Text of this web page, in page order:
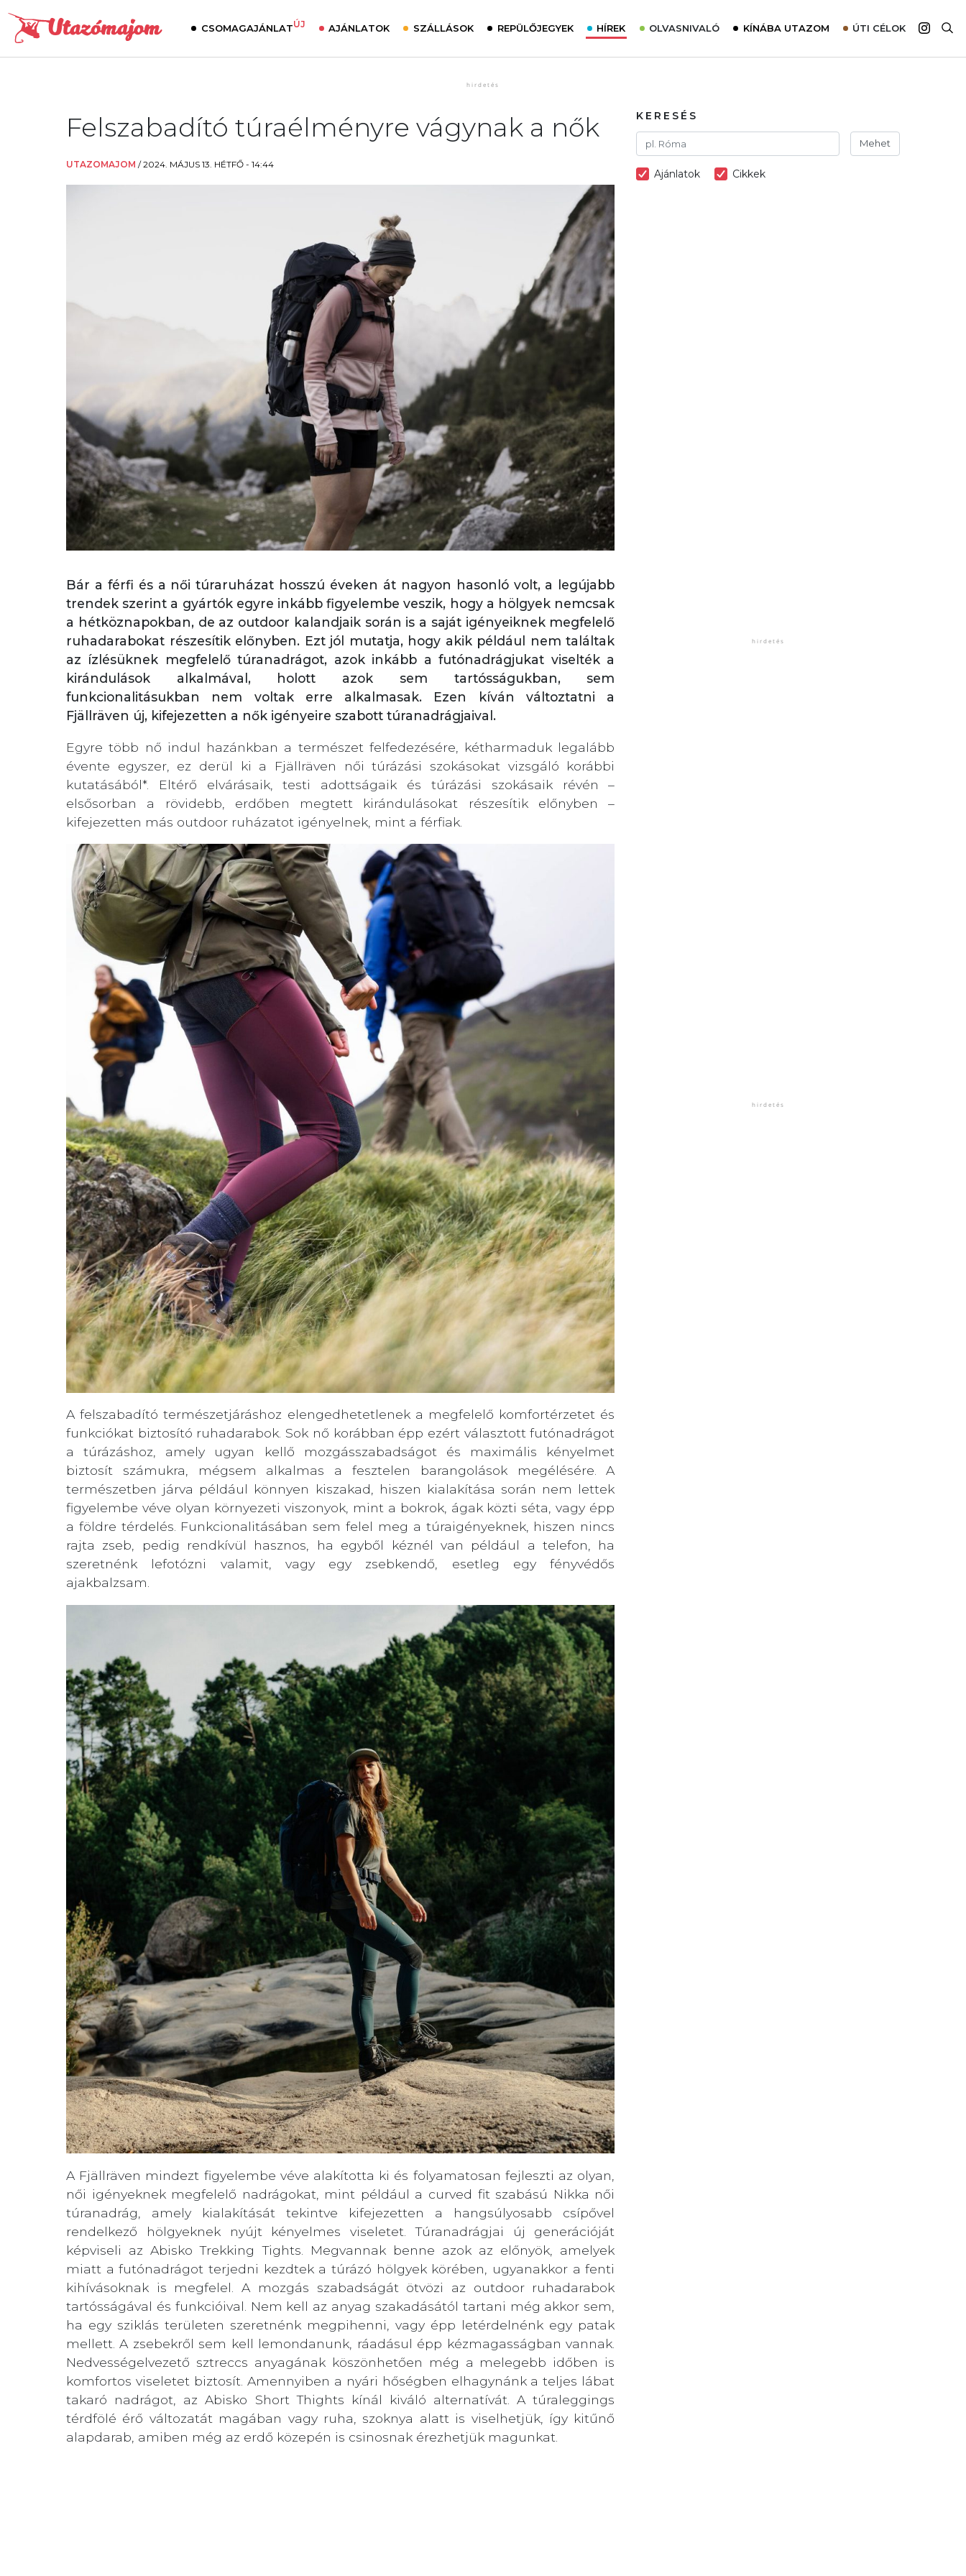
CSOMAGAJÁNLATÚJ AJÁNLATOK SZÁLLÁSOK REPÜLŐJEGYEK HÍREK OLVASNIVALÓ
Interjú
Élménybeszámolók
KÍNÁBA UTAZOM ÚTI CÉLOK
Ausztrália
Felszabadító túraélményre vágynak a nők
UTAZOMAJOM /2024. MÁJUS 13. HÉTFŐ - 14:44
Bár a férfi és a női túraruházat hosszú éveken át nagyon hasonló volt, a legújabb
trendek szerint a gyártók egyre inkább figyelembe veszik, hogy a hölgyek nemcsak
a hétköznapokban, de az outdoor kalandjaik során is a saját igényeiknek megfelelő
ruhadarabokat részesítik előnyben. Ezt jól mutatja, hogy akik például nem találtak
az ízlésüknek megfelelő túranadrágot, azok inkább a futónadrágjukat viselték a
kirándulások alkalmával, holott azok sem tartósságukban, sem
funkcionalitásukban nem voltak erre alkalmasak. Ezen kíván változtatni a
Fjällräven új, kifejezetten a nők igényeire szabott túranadrágjaival.
Egyre több nő indul hazánkban a természet felfedezésére, kétharmaduk legalább
évente egyszer, ez derül ki a Fjällräven női túrázási szokásokat vizsgáló korábbi
kutatásából*. Eltérő elvárásaik, testi adottságaik és túrázási szokásaik révén –
elsősorban a rövidebb, erdőben megtett kirándulásokat részesítik előnyben –
kifejezetten más outdoor ruházatot igényelnek, mint a férfiak.
A felszabadító természetjáráshoz elengedhetetlenek a megfelelő komfortérzetet és
funkciókat biztosító ruhadarabok. Sok nő korábban épp ezért választott futónadrágot
a túrázáshoz, amely ugyan kellő mozgásszabadságot és maximális kényelmet
biztosít számukra, mégsem alkalmas a fesztelen barangolások megélésére. A
természetben járva például könnyen kiszakad, hiszen kialakítása során nem lettek
figyelembe véve olyan környezeti viszonyok, mint a bokrok, ágak közti séta, vagy épp
a földre térdelés. Funkcionalitásában sem felel meg a túraigényeknek, hiszen nincs
rajta zseb, pedig rendkívül hasznos, ha egyből kéznél van például a telefon, ha
szeretnénk lefotózni valamit, vagy egy zsebkendő, esetleg egy fényvédős
ajakbalzsam.
A Fjällräven mindezt figyelembe véve alakította ki és folyamatosan fejleszti az olyan,
női igényeknek megfelelő nadrágokat, mint például a curved fit szabású Nikka női
túranadrág, amely kialakítását tekintve kifejezetten a hangsúlyosabb csípővel
rendelkező hölgyeknek nyújt kényelmes viseletet. Túranadrágjai új generációját
képviseli az Abisko Trekking Tights. Megvannak benne azok az előnyök, amelyek
miatt a futónadrágot terjedni kezdtek a túrázó hölgyek körében, ugyanakkor a fenti
kihívásoknak is megfelel. A mozgás szabadságát ötvözi az outdoor ruhadarabok
tartósságával és funkcióival. Nem kell az anyag szakadásától tartani még akkor sem,
ha egy sziklás területen szeretnénk megpihenni, vagy épp letérdelnénk egy patak
mellett. A zsebekről sem kell lemondanunk, ráadásul épp kézmagasságban vannak.
Nedvességelvezető sztreccs anyagának köszönhetően még a melegebb időben is
komfortos viseletet biztosít. Amennyiben a nyári hőségben elhagynánk a teljes lábat
takaró nadrágot, az Abisko Short Thights kínál kiváló alternatívát. A túraleggings
térdfölé érő változatát magában vagy ruha, szoknya alatt is viselhetjük, így kitűnő
alapdarab, amiben még az erdő közepén is csinosnak érezhetjük magunkat.
KERESÉS
Mehet
Ajánlatok Cikkek